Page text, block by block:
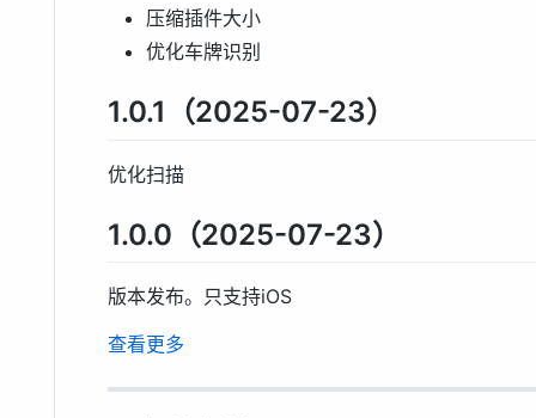
压缩插件大小
优化车牌识别
1.0.1（2025-07-23）
优化扫描
1.0.0（2025-07-23）
版本发布。只支持iOS
查看更多